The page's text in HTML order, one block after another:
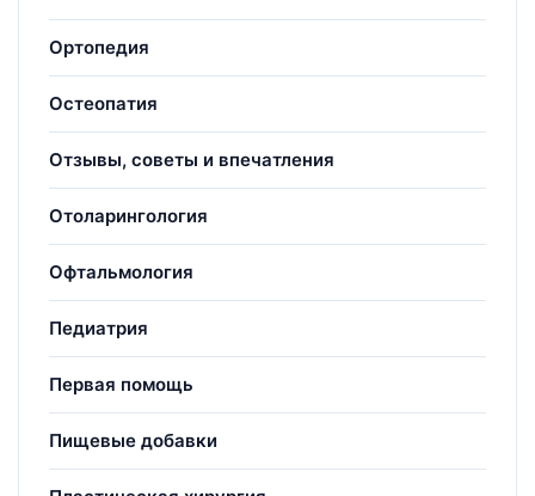
Ортопедия
Остеопатия
Отзывы, советы и впечатления
Отоларингология
Офтальмология
Педиатрия
Первая помощь
Пищевые добавки